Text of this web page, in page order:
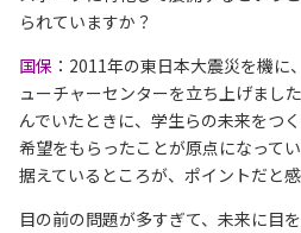
られていますか？
国保 ：2011年の東日本大震災を機に
ューチャーセンターを立ち上げまし
んでいたときに、学生らの未来をつ
希望をもらったことが原点になって
据えているところが、ポイントだと感
目の前の問題が多すぎて、未来に目